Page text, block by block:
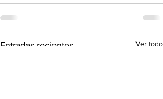
Entradas recientes Ver todo